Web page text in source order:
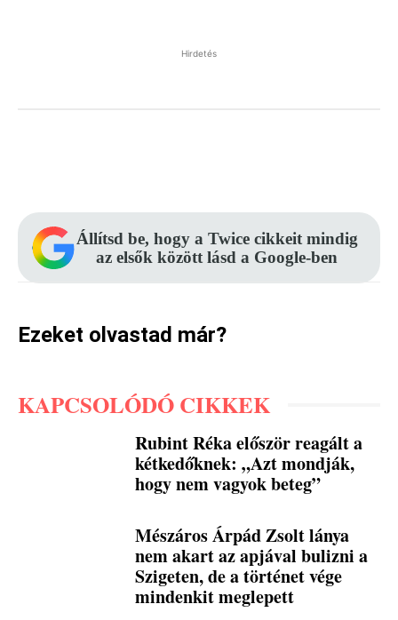
Hirdetés
Állítsd be, hogy a Twice cikkeit mindig
az elsők között lásd a Google-ben
Ezeket olvastad már?
KAPCSOLÓDÓ CIKKEK
Rubint Réka először reagált a
kétkedőknek: „Azt mondják,
hogy nem vagyok beteg”
Mészáros Árpád Zsolt lánya
nem akart az apjával bulizni a
Szigeten, de a történet vége
mindenkit meglepett